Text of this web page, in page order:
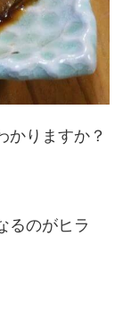
かりますか？
るのがヒラ